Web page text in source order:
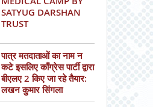
SATYUG DARSHAN
TRUST
पात्र मतदाताओं का नाम न
कटे इसलिए काँग्रेस पार्टी द्वारा
बीएलए 2 किए जा रहे तैयार:
लखन कुमार सिंगला